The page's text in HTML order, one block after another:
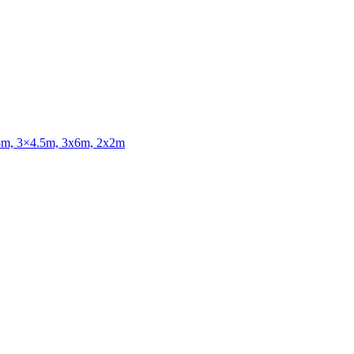
3×4.5m, 3x6m, 2x2m